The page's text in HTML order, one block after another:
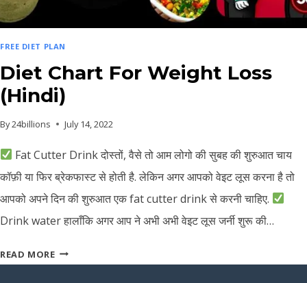
FREE DIET PLAN
Diet Chart For Weight Loss
(Hindi)
By24billions July 14, 2022
Fat Cutter Drink दोस्तों, वैसे तो आम लोगो की सुबह की शुरुआत चाय
कॉफ़ी या फिर ब्रेकफास्ट से होती है. लेकिन अगर आपको वेइट लूस करना है तो
आपको अपने दिन की शुरुआत एक fat cutter drink से करनी चाहिए.
Drink water हालाँकि अगर आप ने अभी अभी वेइट लूस जर्नी शुरू की…
READ MOREDIET
CHART